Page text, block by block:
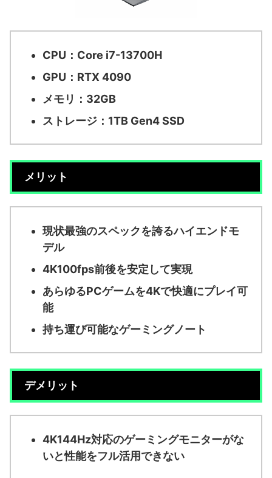
CPU：Core i7-13700H
GPU：RTX 4090
メモリ：32GB
ストレージ：1TB Gen4 SSD
メリット
現状最強のスペックを誇るハイエンドモ
デル
4K100fps前後を安定して実現
あらゆるPCゲームを4Kで快適にプレイ可
能
持ち運び可能なゲーミングノート
デメリット
4K144Hz対応のゲーミングモニターがな
いと性能をフル活用できない